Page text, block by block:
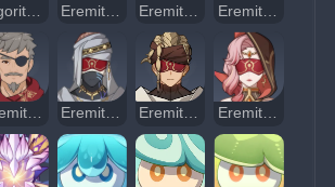
Algorithm of Semi-Intransient Matrix of Overseer Network Eremite Axe Vanguard Eremite Crossbow Eremite Ravenbeak Halberdier
Eremite Sword-Dancer Eremite Sunfrost Eremite Daythunder Eremite Scorching Loremaster